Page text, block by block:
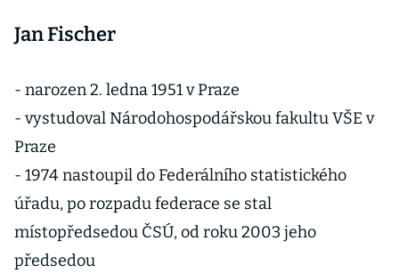
Jan Fischer
- narozen 2. ledna 1951 v Praze
- vystudoval Národohospodářskou fakultu VŠE v
Praze
- 1974 nastoupil do Federálního statistického
úřadu, po rozpadu federace se stal
místopředsedou ČSÚ, od roku 2003 jeho
předsedou